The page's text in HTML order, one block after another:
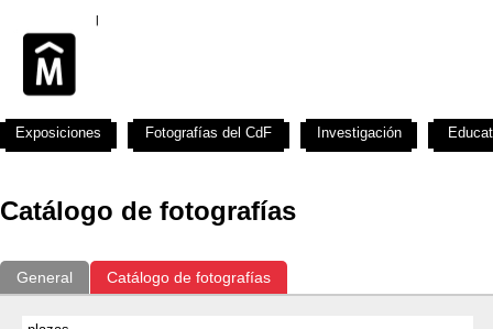
Catálogo de fotografías
General Catálogo de fotografías
Exposiciones Fotografías del CdF Investigación